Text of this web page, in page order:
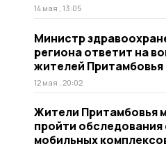
14 мая , 13:05
Министр
региона ответит на
жителей Притамбовья
12 мая , 20:02
Жители Притамбовья
пройти
мобильных